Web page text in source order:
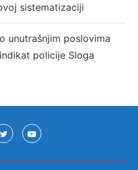
sistematizaciji
unutrašnjim poslovima
policije Sloga